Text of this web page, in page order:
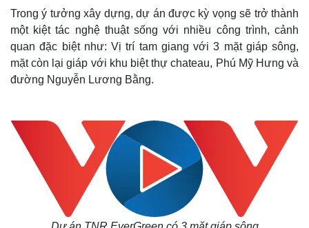
Trong ý tưởng xây dựng, dự án được kỳ vọng sẽ trở thành
một kiệt tác nghệ thuật sống với nhiều công trình, cảnh
quan đặc biệt như: Vị trí tam giang với 3 mặt giáp sông,
mặt còn lại giáp với khu biệt thự chateau, Phú Mỹ Hưng và
đường Nguyễn Lương Bằng.